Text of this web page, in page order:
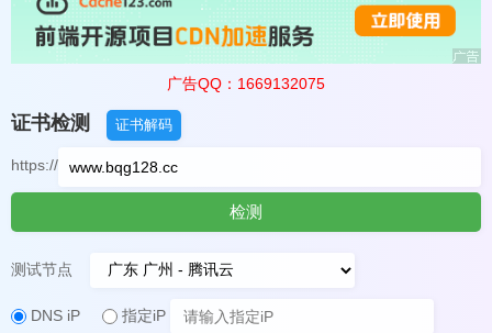
广告QQ：1669132075
证书检测 证书解码
https://
检测
测试节点
DNS iP 指定iP